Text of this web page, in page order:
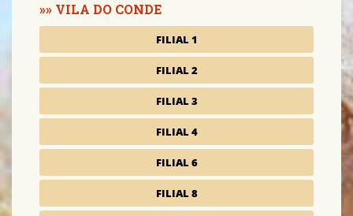
VILA DO CONDE
FILIAL 1
FILIAL 2
FILIAL 3
FILIAL 4
FILIAL 6
FILIAL 8